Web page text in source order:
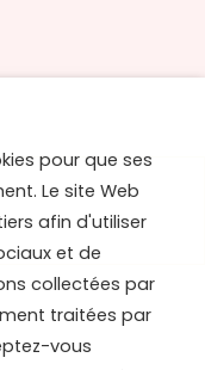
pour que ses
Le site Web
afin d'utiliser
et de
collectées par
traitées par
vous